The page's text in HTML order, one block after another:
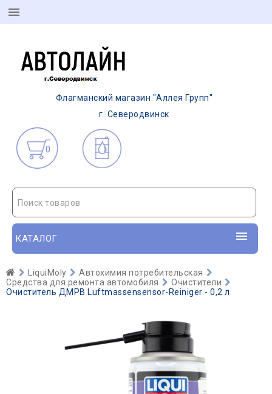
Флагманский магазин "Аллея Групп"
г. Северодвинск
0
Поиск товаров
КАТАЛОГ
LiquiMoly
Автохимия потребительская
Средства для ремонта автомобиля
Очистители
Очиститель ДМРВ Luftmassensensor-Reiniger - 0,2 л